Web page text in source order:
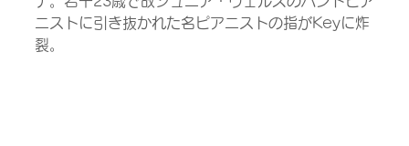
ニストに引き抜かれた名ピアニストの指がKeyに炸
裂。